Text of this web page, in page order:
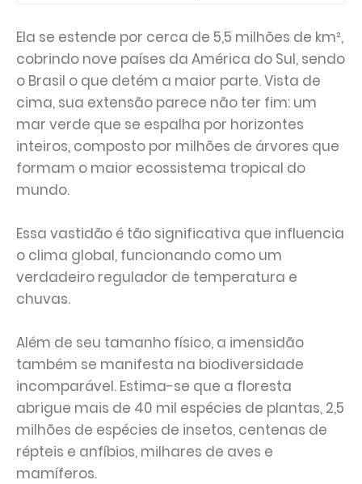
Ela se estende por cerca de 5,5 milhões de km²,
cobrindo nove países da América do Sul, sendo
o Brasil o que detém a maior parte. Vista de
cima, sua extensão parece não ter fim: um
mar verde que se espalha por horizontes
inteiros, composto por milhões de árvores que
formam o maior ecossistema tropical do
mundo.
Essa vastidão é tão significativa que influencia
o clima global, funcionando como um
verdadeiro regulador de temperatura e
chuvas.
Além de seu tamanho físico, a imensidão
também se manifesta na biodiversidade
incomparável. Estima-se que a floresta
abrigue mais de 40 mil espécies de plantas, 2,5
milhões de espécies de insetos, centenas de
répteis e anfíbios, milhares de aves e
mamíferos.